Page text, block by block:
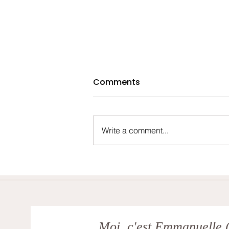
la machine à laver, en
Comments
Write a comment...